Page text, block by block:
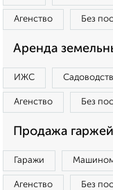
Агенство Без
Аренда
ИЖС
Агенство Без
Продажа
Гаражи
Агенство Без